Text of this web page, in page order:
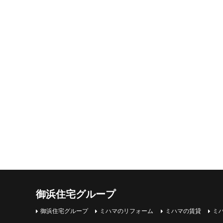
御浜住宅グループ
御浜住宅グループ ミハマのリフォーム ミハマの賃貸 ミ